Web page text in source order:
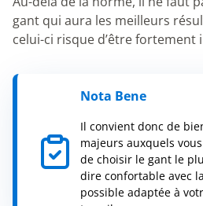
gant qui aura les meilleurs
celui-ci risque d’être fortement
Nota Bene
Il convient donc de
majeurs auxquels
de choisir le gant le
dire confortable avec
possible adaptée à